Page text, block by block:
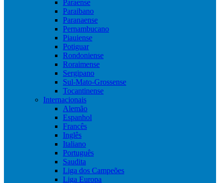
Paraense
Paraibano
Paranaense
Pernambucano
Piauiense
Potiguar
Rondoniense
Roraimense
Sergipano
Sul-Mato-Grossense
Tocantinense
Internacionais
Alemão
Espanhol
Francês
Inglês
Italiano
Português
Saudita
Liga dos Campeões
Liga Europa